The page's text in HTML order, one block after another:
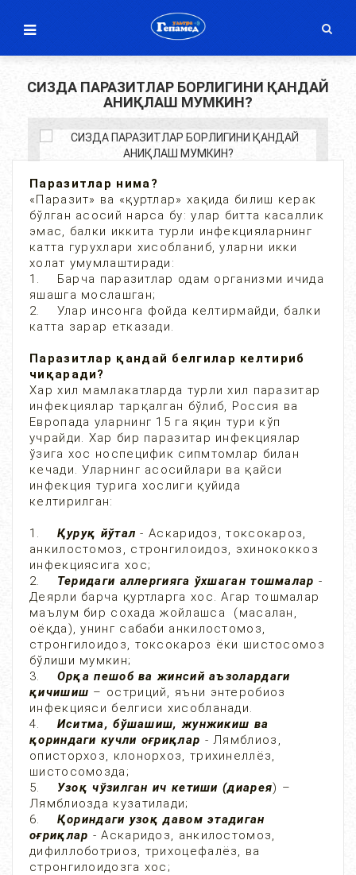
СИЗДА ПАРАЗИТЛАР БОРЛИГИНИ ҚАНДАЙ
АНИҚЛАШ МУМКИН?
Паразитлар нима?
«Паразит» ва «қуртлар» хақида билиш керак
бўлган асосий нарса бу: улар битта касаллик
эмас, балки иккита турли инфекцияларнинг
катта гурухлари хисобланиб, уларни икки
холат умумлаштиради:
1. Барча паразитлар одам организми ичида
яшашга мослашган;
2. Улар инсонга фойда келтирмайди, балки
катта зарар етказади.
Паразитлар қандай белгилар келтириб
чиқаради?
Хар хил мамлакатларда турли хил паразитар
инфекциялар тарқалган бўлиб, Россия ва
Европада уларнинг 15 га яқин тури кўп
учрайди. Хар бир паразитар инфекциялар
ўзига хос носпецифик сипмтомлар билан
кечади. Уларнинг асосийлари ва қайси
инфекция турига хослиги қуйида
келтирилган:
1. Қуруқ йўтал- Аскаридоз, токсокароз,
анкилостомоз, стронгилоидоз, эхинококкоз
инфекциясига хос;
2. Теридаги аллергияга ўхшаган тошмалар -
Деярли барча қуртларга хос. Агар тошмалар
маълум бир сохада жойлашса (масалан,
оёқда), унинг сабаби анкилостомоз,
стронгилоидоз, токсокароз ёки шистосомоз
бўлиши мумкин;
3.
Орқа пешоб ва жинсий аъзолардаги
қичишиш – остриций, яъни энтеробиоз
инфекцияси белгиси хисобланади.
4. Иситма, бўшашиш, жунжикиш ва
қориндаги кучли оғриқлар - Лямблиоз,
описторхоз, клонорхоз, трихинеллёз,
шистосомозда;
5. Узоқ чўзилган ич кетиши (диарея) –
Лямблиозда кузатилади;
6. Қориндаги узоқ давом этадиган
оғриқлар - Аскаридоз, анкилостомоз,
дифиллоботриоз, трихоцефалёз, ва
стронгилоидозга хос;